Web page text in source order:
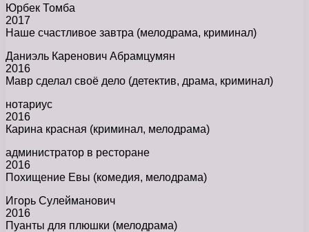
Юрбек Томба
2017
Наше счастливое завтра (мелодрама, криминал)
Даниэль Каренович Абрамцумян
2016
Мавр сделал своё дело (детектив, драма, криминал)
нотариус
2016
Карина красная (криминал, мелодрама)
администратор в ресторане
2016
Похищение Евы (комедия, мелодрама)
Игорь Сулейманович
2016
Пуанты для плюшки (мелодрама)